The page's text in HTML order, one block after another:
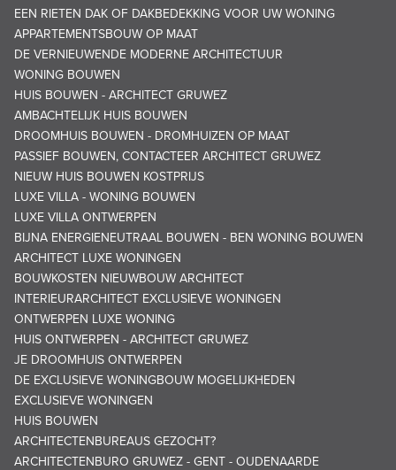
EEN RIETEN DAK OF DAKBEDEKKING VOOR UW WONING
APPARTEMENTSBOUW OP MAAT
DE VERNIEUWENDE MODERNE ARCHITECTUUR
WONING BOUWEN
HUIS BOUWEN - ARCHITECT GRUWEZ
AMBACHTELIJK HUIS BOUWEN
DROOMHUIS BOUWEN - DROMHUIZEN OP MAAT
PASSIEF BOUWEN, CONTACTEER ARCHITECT GRUWEZ
NIEUW HUIS BOUWEN KOSTPRIJS
LUXE VILLA - WONING BOUWEN
LUXE VILLA ONTWERPEN
BIJNA ENERGIENEUTRAAL BOUWEN - BEN WONING BOUWEN
ARCHITECT LUXE WONINGEN
BOUWKOSTEN NIEUWBOUW ARCHITECT
INTERIEURARCHITECT EXCLUSIEVE WONINGEN
ONTWERPEN LUXE WONING
HUIS ONTWERPEN - ARCHITECT GRUWEZ
JE DROOMHUIS ONTWERPEN
DE EXCLUSIEVE WONINGBOUW MOGELIJKHEDEN
EXCLUSIEVE WONINGEN
HUIS BOUWEN
ARCHITECTENBUREAUS GEZOCHT?
ARCHITECTENBURO GRUWEZ - GENT - OUDENAARDE